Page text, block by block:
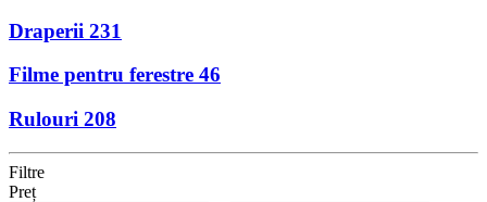
Draperii 231
Filme pentru ferestre 46
Rulouri 208
Filtre
Preț